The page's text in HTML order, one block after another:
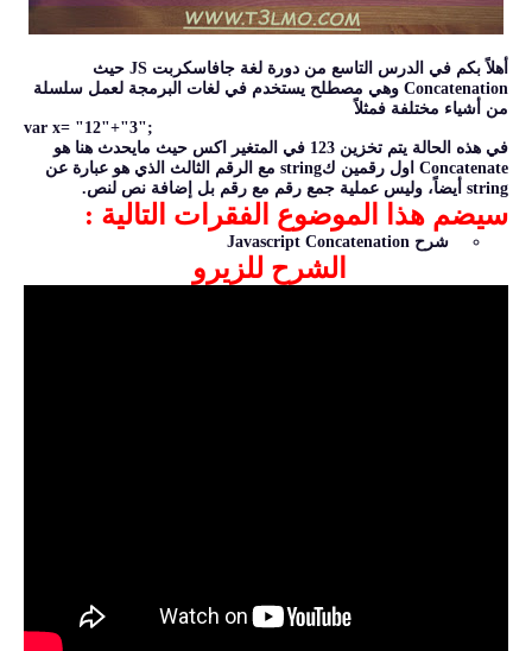
أهلاً بكم في الدرس التاسع من دورة لغة جافاسكربت JS حيث
Concatenation وهي مصطلح يستخدم في لغات البرمجة لعمل سلسلة
من أشياء مختلفة فمثلاً
var x= "12"+"3";
في هذه الحالة يتم تخزين 123 في المتغير اكس حيث مايحدث هنا هو
Concatenate اول رقمين كstring مع الرقم الثالث الذي هو عبارة عن
string أيضاً، وليس عملية جمع رقم مع رقم بل إضافة نص لنص.
سيضم هذا الموضوع الفقرات التالية :
شرح Javascript Concatenation
الشرح للزيرو